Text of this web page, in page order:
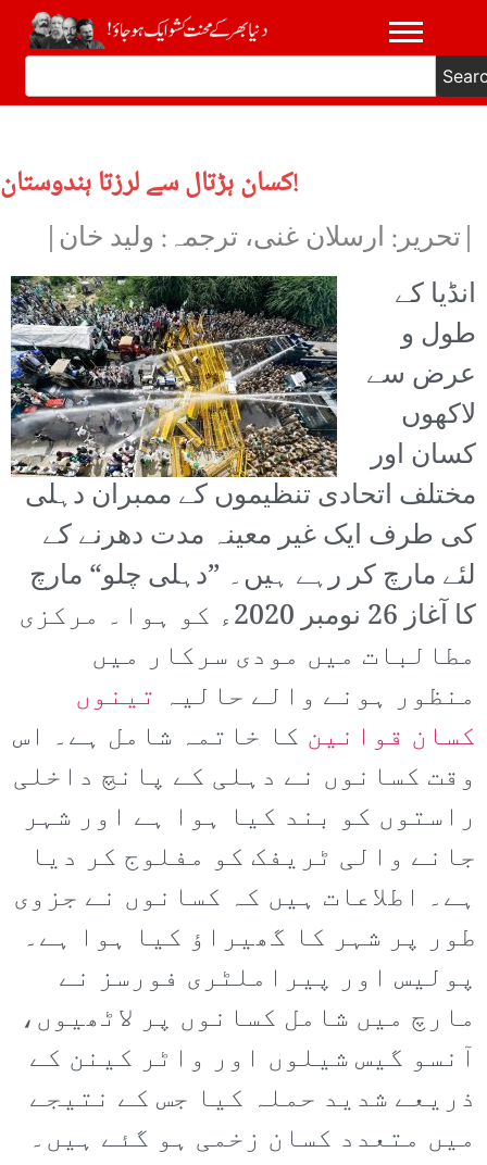
کسان ہڑتال سے لرزتا ہندوستان!
|تحریر: ارسلان غنی، ترجمہ: ولید خان|
انڈیا کے
طول و
عرض سے
لاکھوں
کسان اور
مختلف اتحادی تنظیموں کے ممبران دہلی
کی طرف ایک غیر معینہ مدت دھرنے کے
لئے مارچ کر رہے ہیں۔ ”دہلی چلو“ مارچ
کا آغاز 26 نومبر 2020ء کو ہوا۔ مرکزی
مطالبات میں مودی سرکار میں
منظور ہونے والے حالیہ تینوں
کسان قوانین کا خاتمہ شامل ہے۔ اس
وقت کسانوں نے دہلی کے پانچ داخلی
راستوں کو بند کیا ہوا ہے اور شہر
جانے والی ٹریفک کو مفلوج کر دیا
ہے۔ اطلاعات ہیں کہ کسانوں نے جزوی
طور پر شہر کا گھیراؤ کیا ہوا ہے۔
پولیس اور پیراملٹری فورسز نے
مارچ میں شامل کسانوں پر لاٹھیوں،
آنسو گیس شیلوں اور واٹر کینن کے
ذریعے شدید حملہ کیا جس کے نتیجے
میں متعدد کسان زخمی ہو گئے ہیں۔